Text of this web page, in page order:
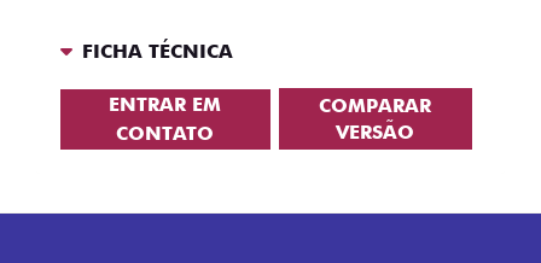
FICHA TÉCNICA
ENTRAR EM
CONTATO
COMPARAR
VERSÃO